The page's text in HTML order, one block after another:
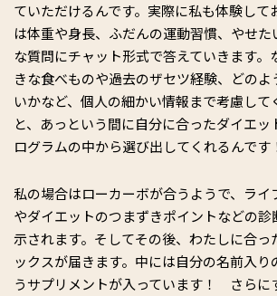
ていただけるんです。実際に私も体験して
は体重や身長、ふだんの運動習慣、やせ
な質問にチャット形式で答えていきます。
きな食べものや過去のザセツ経験、どの
いかなど、個人の細かい情報まで考慮して
と、あっという間に自分に合ったダイエ
ログラムの中から選び出してくれるんです
私の場合はローカーボが合うようで、ライ
やダイエットのつまずきポイントなどの診
示されます。そしてその後、わたしに合っ
ックスが届きます。中には自分の名前入
うサプリメントが入っています！ さらに